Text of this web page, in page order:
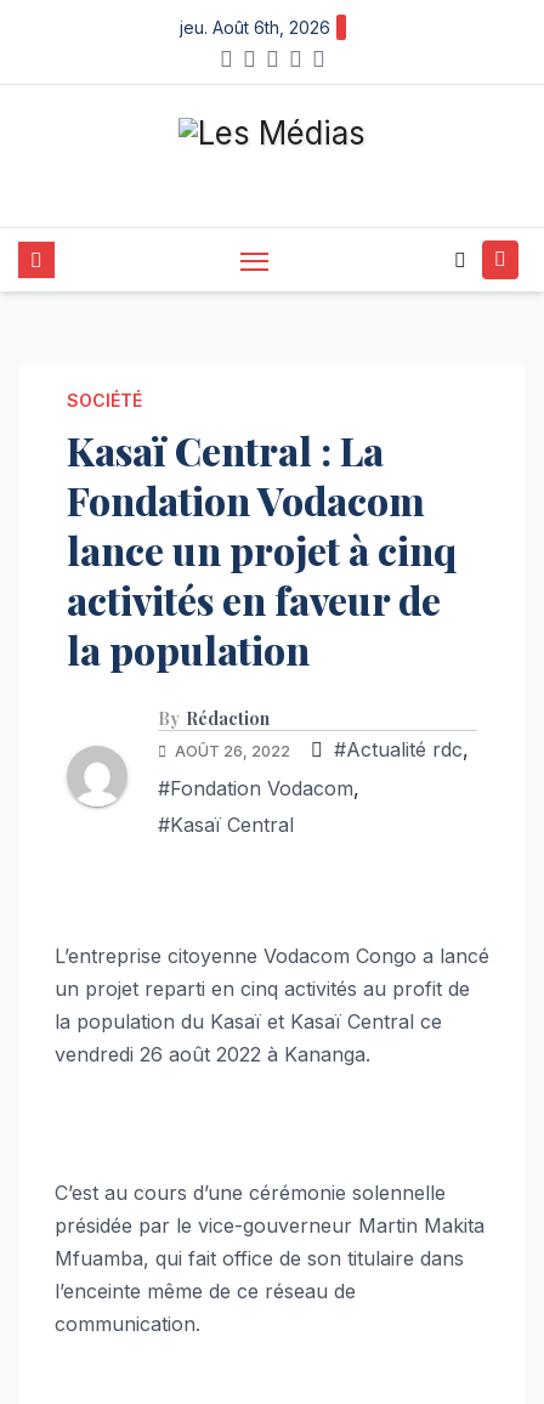
content
jeu. Août 6th, 2026
SOCIÉTÉ
Kasaï Central : La
Fondation Vodacom
lance un projet à cinq
activités en faveur de
la population
By Rédaction
AOÛT 26, 2022 #Actualité rdc,
#Fondation Vodacom,
#Kasaï Central
L’entreprise citoyenne Vodacom Congo a lancé
un projet reparti en cinq activités au profit de
la population du Kasaï et Kasaï Central ce
vendredi 26 août 2022 à Kananga.
C’est au cours d’une cérémonie solennelle
présidée par le vice-gouverneur Martin Makita
Mfuamba, qui fait office de son titulaire dans
l’enceinte même de ce réseau de
communication.